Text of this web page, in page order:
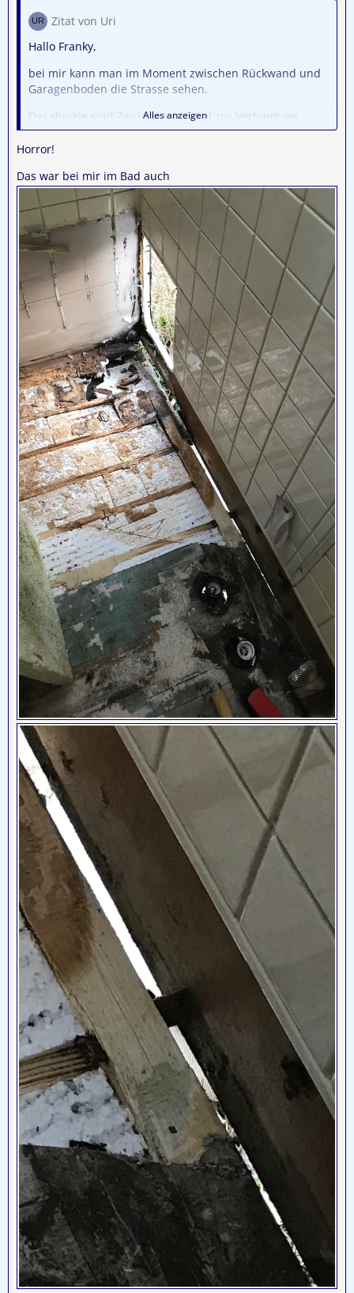
Zitat von Uri
Hallo Franky,
bei mir kann man im Moment zwischen Rückwand und
Garagenboden die Strasse sehen.
Das dunkle sind Zapfen/Holzdübel zur Verbindung
Rückwand-Boden.
Herzliche Grüße,
Uwe
Alles anzeigen
Horror!
Das war bei mir im Bad auch